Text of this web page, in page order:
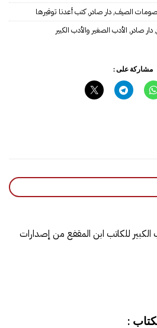
الصيف,دار صادر,كتب أعدنا توفيرها
,دار صادر,
مشاركة على :
الكبير للكاتب ابن المقفع من إصدارات
: